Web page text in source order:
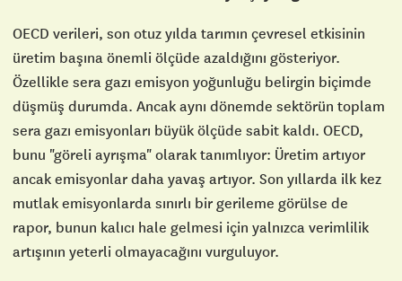
OECD verileri, son otuz yılda tarımın çevresel etkisinin
üretim başına önemli ölçüde azaldığını gösteriyor.
Özellikle sera gazı emisyon yoğunluğu belirgin biçimde
düşmüş durumda. Ancak aynı dönemde sektörün toplam
sera gazı emisyonları büyük ölçüde sabit kaldı. OECD,
bunu "göreli ayrışma" olarak tanımlıyor: Üretim artıyor
ancak emisyonlar daha yavaş artıyor. Son yıllarda ilk kez
mutlak emisyonlarda sınırlı bir gerileme görülse de
rapor, bunun kalıcı hale gelmesi için yalnızca verimlilik
artışının yeterli olmayacağını vurguluyor.